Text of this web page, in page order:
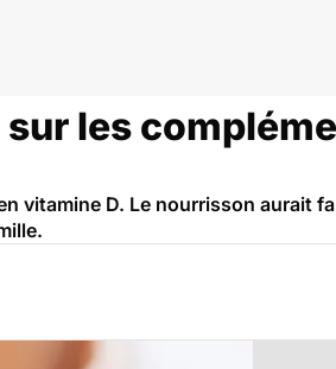
les
vitamine D. Le nourrisson aurait